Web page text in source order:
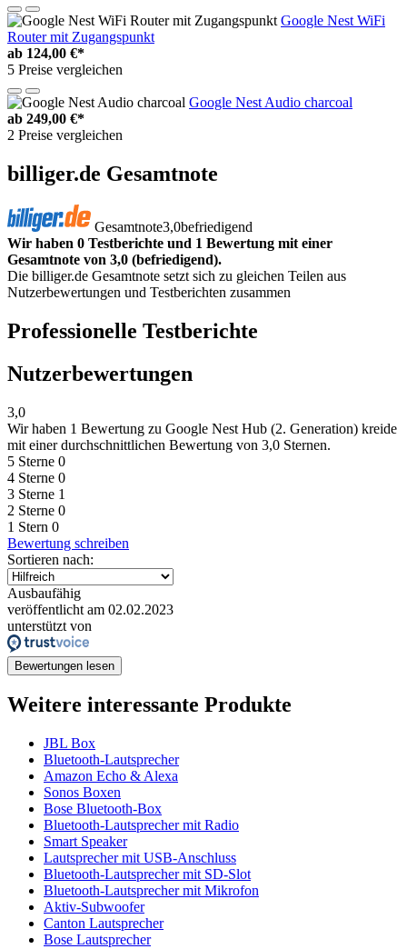
Google Nest WiFi
Router mit Zugangspunkt
ab 124,00 €*
5 Preise vergleichen
Google Nest Audio charcoal
ab 249,00 €*
2 Preise vergleichen
billiger.de Gesamtnote
Gesamtnote3,0befriedigend
Wir haben 0 Testberichte und 1 Bewertung mit einer
Gesamtnote von 3,0 (befriedigend).
Die billiger.de Gesamtnote setzt sich zu gleichen Teilen aus
Nutzerbewertungen und Testberichten zusammen
Professionelle Testberichte
Nutzerbewertungen
3,0
Wir haben 1 Bewertung zu Google Nest Hub (2. Generation) kreide
mit einer durchschnittlichen Bewertung von 3,0 Sternen.
5 Sterne 0
4 Sterne 0
3 Sterne 1
2 Sterne 0
1 Stern 0
Bewertung schreiben
Sortieren nach:
Ausbaufähig
veröffentlicht am 02.02.2023
unterstützt von
Bewertungen lesen
Weitere interessante Produkte
JBL Box
Bluetooth-Lautsprecher
Amazon Echo & Alexa
Sonos Boxen
Bose Bluetooth-Box
Bluetooth-Lautsprecher mit Radio
Smart Speaker
Lautsprecher mit USB-Anschluss
Bluetooth-Lautsprecher mit SD-Slot
Bluetooth-Lautsprecher mit Mikrofon
Aktiv-Subwoofer
Canton Lautsprecher
Bose Lautsprecher